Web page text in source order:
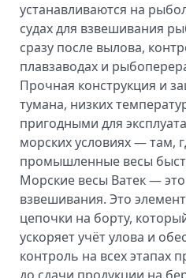
устанавливаются на
судах для взвешивания
сразу после вылова,
плавзаводах и
Прочная конструкция и
тумана, низких
пригодными для
морских условиях — там,
промышленные весы
Морские весы Ватек —
взвешивания. Это
цепочки на борту,
ускоряет учёт улова и
контроль на всех этапах